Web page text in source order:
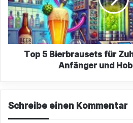
Perfekt
für
Anfänger
und
Hobbybrauer
Top 5 Bierbrausets für
Anfänger und
Schreibe einen Kommentar